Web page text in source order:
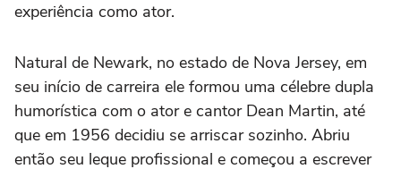
experiência como ator.
Natural de Newark, no estado de Nova Jersey, em
seu início de carreira ele formou uma célebre dupla
humorística com o ator e cantor Dean Martin, até
que em 1956 decidiu se arriscar sozinho. Abriu
então seu leque profissional e começou a escrever